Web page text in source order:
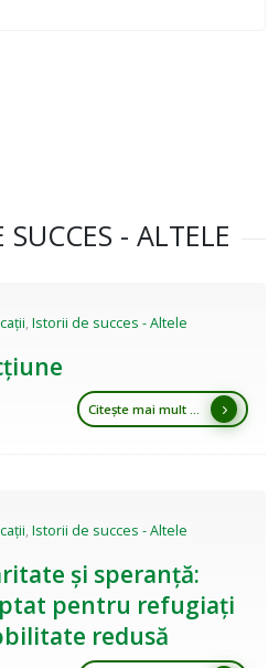
- ALTELE
, Istorii de succes - Altele
Citește mai mult ...
, Istorii de succes - Altele
și speranță:
pentru refugiați
redusă